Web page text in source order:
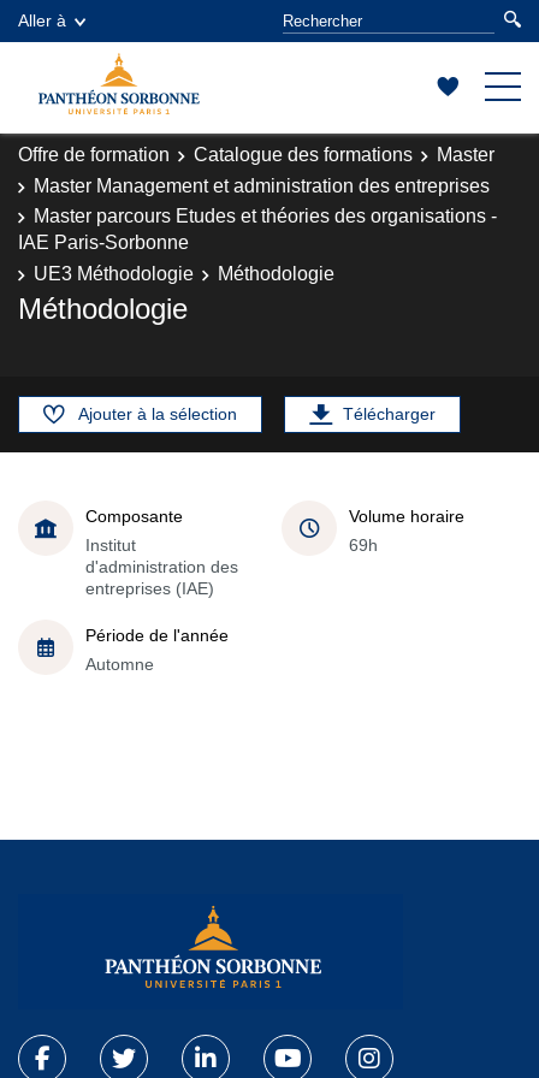
Aller à
Offre de formation Catalogue des formations
Master
Master Management et administration des entreprises
Master parcours Etudes et théories des organisations -
IAE Paris-Sorbonne
UE3 Méthodologie
Méthodologie
Méthodologie
Ajouter à la sélection Télécharger
Composante
Institut
d'administration des
entreprises (IAE)
Volume horaire
69h
Période de l'année
Automne